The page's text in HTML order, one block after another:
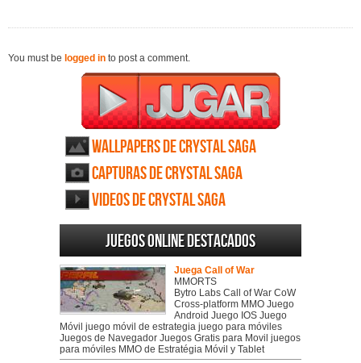
You must be logged in to post a comment.
Wallpapers de Crystal Saga
Capturas de Crystal Saga
Videos de Crystal Saga
Juegos online destacados
Juega Call of War
MMORTS
Bytro Labs Call of War CoW
Cross-platform MMO Juego
Android Juego IOS Juego
Móvil juego móvil de estrategia juego para móviles
Juegos de Navegador Juegos Gratis para Movil juegos
para móviles MMO de Estratégia Móvil y Tablet